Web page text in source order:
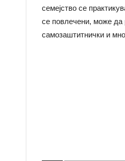
семеjство се
се повлечени, може да
самозаштитнички и